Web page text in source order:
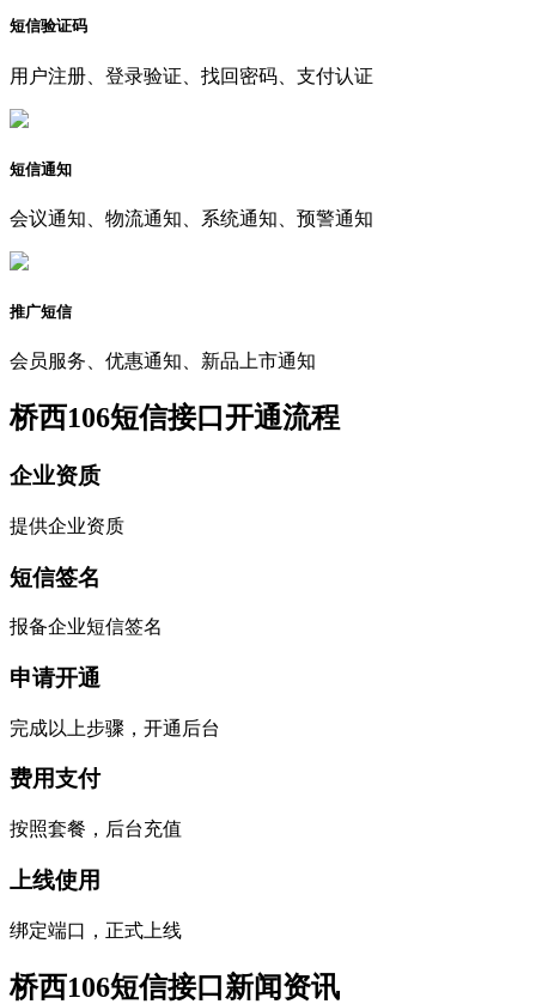
短信验证码
用户注册、登录验证、找回密码、支付认证
短信通知
会议通知、物流通知、系统通知、预警通知
推广短信
会员服务、优惠通知、新品上市通知
桥西106短信接口开通流程
企业资质
提供企业资质
短信签名
报备企业短信签名
申请开通
完成以上步骤，开通后台
费用支付
按照套餐，后台充值
上线使用
绑定端口，正式上线
桥西106短信接口新闻资讯